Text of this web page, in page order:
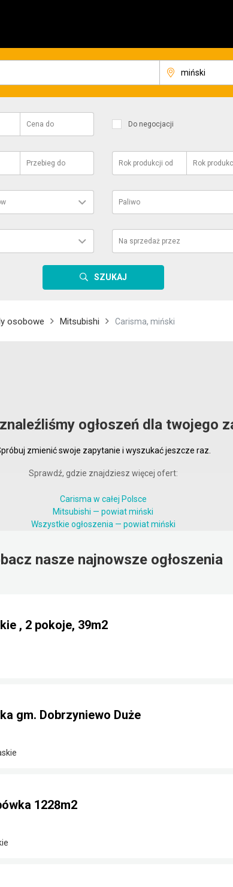
Cena do Do negocjacji
Przebieg do Rok produkcji od Rok
Paliwo
Na sprzedaż przez
SZUKAJ
osobowe Mitsubishi Carisma, miński
ogłoszeń dla twojego
zmienić swoje zapytanie i wyszukać jeszcze raz.
Sprawdź, gdzie znajdziesz więcej ofert:
Carisma w całej Polsce
Mitsubishi — powiat miński
Wszystkie ogłoszenia — powiat miński
nasze najnowsze ogłoszenia
, 2 pokoje, 39m2
gm. Dobrzyniewo Duże
1228m2